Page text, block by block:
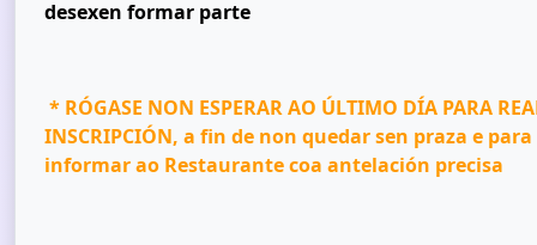
desexen formar parte
* RÓGASE NON ESPERAR AO ÚLTIMO DÍA PARA
INSCRIPCIÓN, a fin de non quedar sen praza e
informar ao Restaurante coa antelación precisa